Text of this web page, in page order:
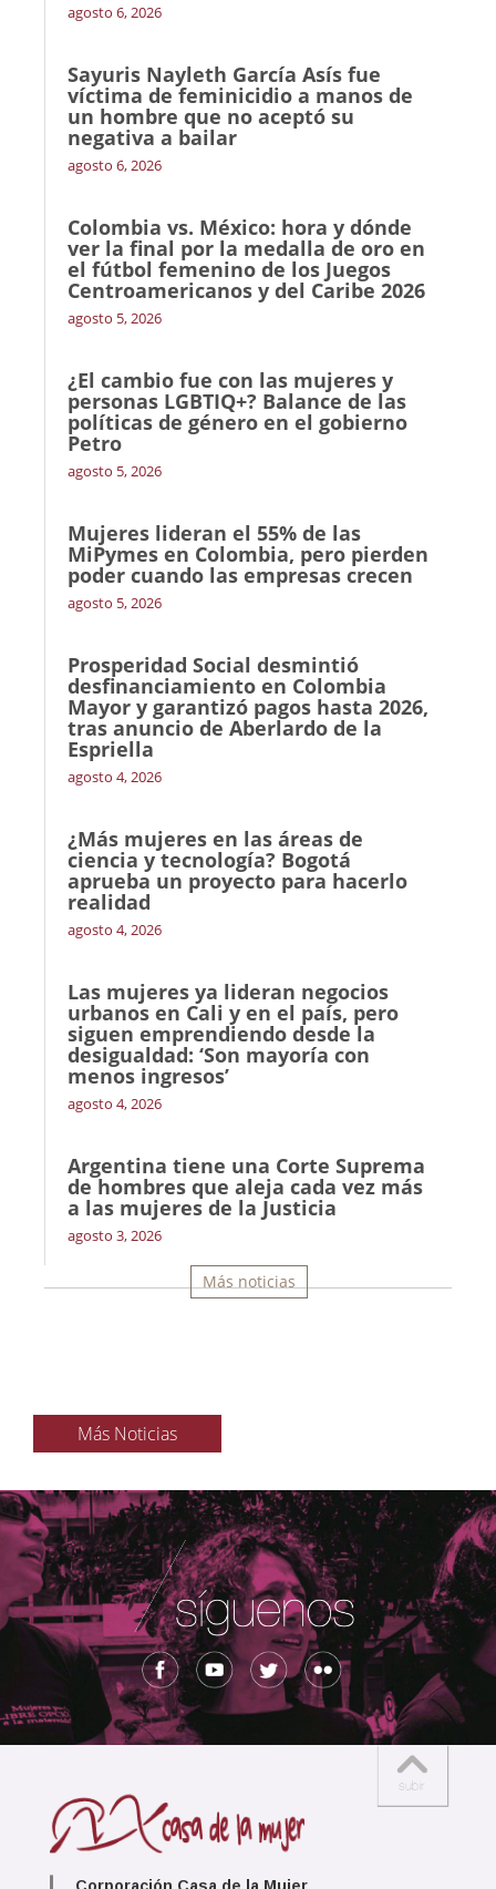
agosto 6, 2026
Sayuris Nayleth García Asís fue
víctima de feminicidio a manos de
un hombre que no aceptó su
negativa a bailar
agosto 6, 2026
Colombia vs. México: hora y dónde
ver la final por la medalla de oro en
el fútbol femenino de los Juegos
Centroamericanos y del Caribe 2026
agosto 5, 2026
¿El cambio fue con las mujeres y
personas LGBTIQ+? Balance de las
políticas de género en el gobierno
Petro
agosto 5, 2026
Mujeres lideran el 55% de las
MiPymes en Colombia, pero pierden
poder cuando las empresas crecen
agosto 5, 2026
Prosperidad Social desmintió
desfinanciamiento en Colombia
Mayor y garantizó pagos hasta 2026,
tras anuncio de Aberlardo de la
Espriella
agosto 4, 2026
¿Más mujeres en las áreas de
ciencia y tecnología? Bogotá
aprueba un proyecto para hacerlo
realidad
agosto 4, 2026
Las mujeres ya lideran negocios
urbanos en Cali y en el país, pero
siguen emprendiendo desde la
desigualdad: ‘Son mayoría con
menos ingresos’
agosto 4, 2026
Argentina tiene una Corte Suprema
de hombres que aleja cada vez más
a las mujeres de la Justicia
agosto 3, 2026
Más noticias
Más Noticias